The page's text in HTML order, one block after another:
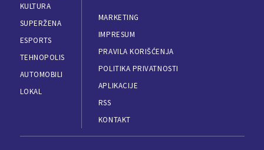
KULTURA
SUPERŽENA
ESPORTS
TEHNOPOLIS
AUTOMOBILI
LOKAL
MARKETING
IMPRESUM
PRAVILA KORIŠĆENJA
POLITIKA PRIVATNOSTI
APLIKACIJE
RSS
KONTAKT